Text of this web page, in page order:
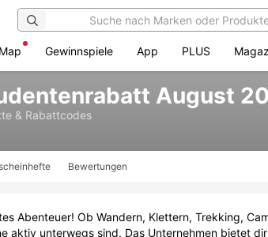
Gewinnspiele App PLUS
August
& Rabattcodes
Bewertungen
Abenteuer! Ob Wandern, Klettern, Trekking,
aktiv unterwegs sind. Das Unternehmen bietet